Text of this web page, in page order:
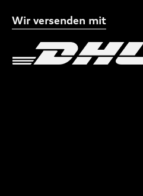
Wir versenden mit